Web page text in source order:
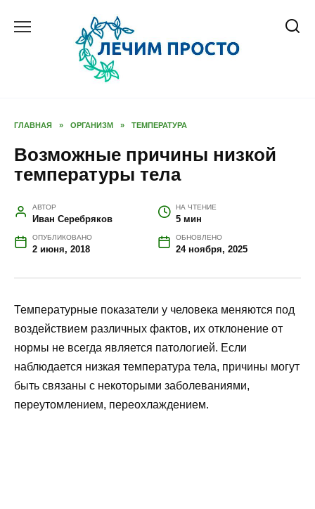
ГЛАВНАЯ » ОРГАНИЗМ » ТЕМПЕРАТУРА
Возможные причины низкой
температуры тела
АВТОР
Иван Серебряков
НА ЧТЕНИЕ
5 мин
ОПУБЛИКОВАНО
2 июня, 2018
ОБНОВЛЕНО
24 ноября, 2025
Температурные показатели у человека меняются под
воздействием различных фактов, их отклонение от
нормы не всегда является патологией. Если
наблюдается низкая температура тела, причины могут
быть связаны с некоторыми заболеваниями,
переутомлением, переохлаждением.